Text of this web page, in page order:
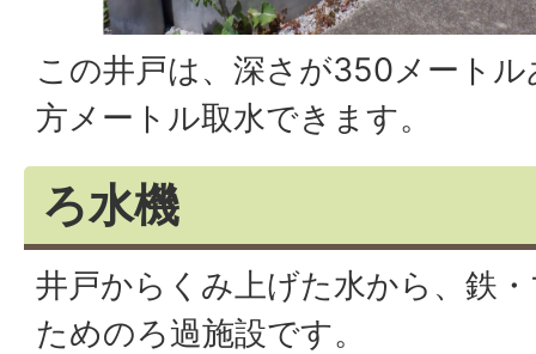
この井戸は、深さが350メート
方メートル取水できます。
ろ水機
井戸からくみ上げた水から、鉄
ためのろ過施設です。